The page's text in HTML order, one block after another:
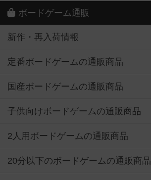
ボードゲーム通販
新作・再入荷情報
定番ボードゲームの通販商品
国産ボードゲームの通販商品
子供向けボードゲームの通販商品
2人用ボードゲームの通販商品
20分以下のボードゲームの通販商品